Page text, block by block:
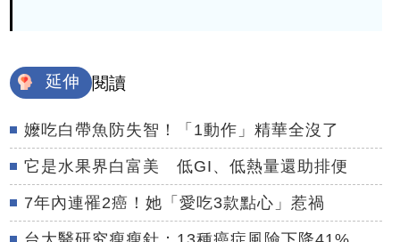
延伸 閱讀
嬤吃白帶魚防失智！「1動作」精華全沒了
它是水果界白富美 低GI、低熱量還助排便
7年內連罹2癌！她「愛吃3款點心」惹禍